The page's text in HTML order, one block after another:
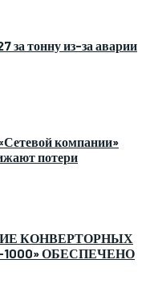
за тонну из-за аварии
компании»
потери
КОНВЕРТОРНЫХ
ОБЕСПЕЧЕНО